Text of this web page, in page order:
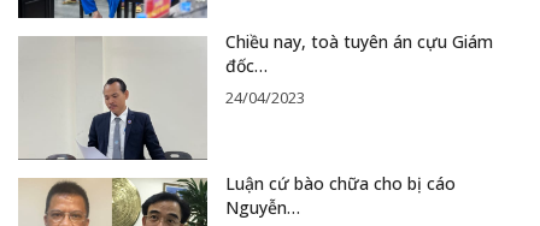
Chiều nay, toà tuyên án cựu Giám
đốc…
24/04/2023
Luận cứ bào chữa cho bị cáo
Nguyễn…